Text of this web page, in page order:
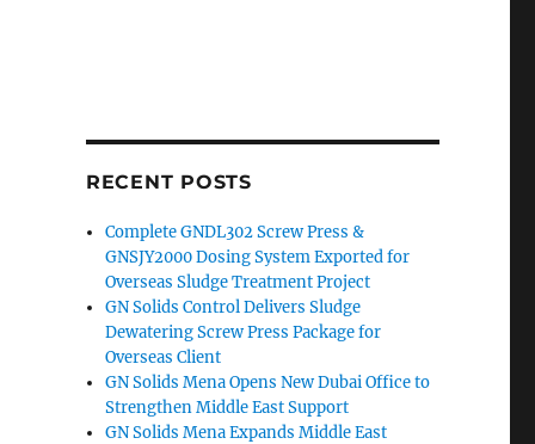
RECENT POSTS
Complete GNDL302 Screw Press &
GNSJY2000 Dosing System Exported for
Overseas Sludge Treatment Project
GN Solids Control Delivers Sludge
Dewatering Screw Press Package for
Overseas Client
GN Solids Mena Opens New Dubai Office to
Strengthen Middle East Support
GN Solids Mena Expands Middle East